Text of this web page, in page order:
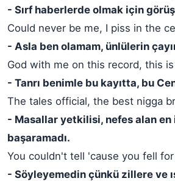
- Sırf haberlerde olmak için
Could never be me, I piss in the
- Asla ben olamam, ünlülerin
God with me on this record, this is
- Tanrı benimle bu kayıtta, bu
The tales official, the best nigga
- Masallar yetkilisi, nefes alan en
başaramadı.
You couldn't tell 'cause you fell
- Söyleyemedin çünkü zillere ve